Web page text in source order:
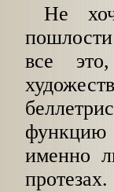
Не
все
функцию
именно
протезах.